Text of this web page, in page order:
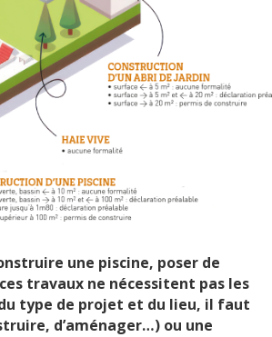
une piscine, poser de
travaux ne nécessitent pas les
type de projet et du lieu, il faut
d’aménager…) ou une